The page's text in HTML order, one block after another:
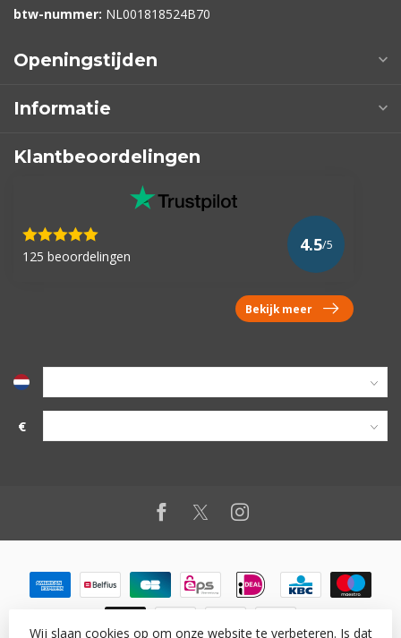
btw-nummer: NL001818524B70
Openingstijden
Informatie
Klantbeoordelingen
125 beoordelingen
4.5/5
Bekijk meer
€
Wij slaan cookies op om onze website te verbeteren. Is dat